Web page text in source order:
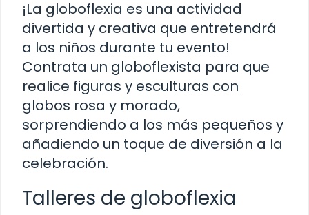
¡La globoflexia es una actividad
divertida y creativa que entretendrá
a los niños durante tu evento!
Contrata un globoflexista para que
realice figuras y esculturas con
globos rosa y morado,
sorprendiendo a los más pequeños y
añadiendo un toque de diversión a la
celebración.
Talleres de globoflexia